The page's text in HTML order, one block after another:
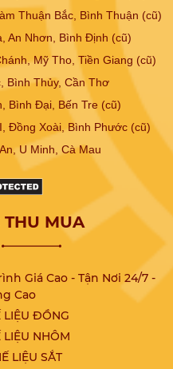
Thuận Bắc, Bình Thuận (cũ)
An Nhơn, Bình Định (cũ)
Mỹ Tho, Tiền Giang (cũ)
Bình Thủy, Cần Thơ
Bình Đại, Bến Tre (cũ)
Đồng Xoài, Bình Phước (cũ)
U Minh, Cà Mau
MUA
Giá Cao - Tận Nơi 24/7 -
Cao
LIỆU ĐỒNG
LIỆU NHÔM
LIỆU SẮT